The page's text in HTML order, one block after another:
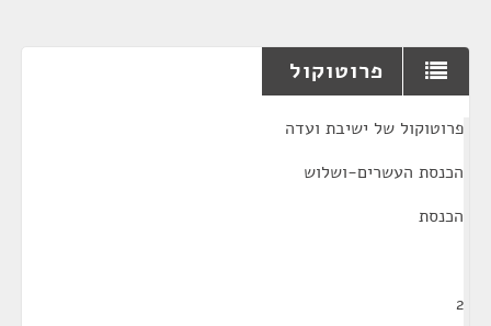
פרוטוקול
פרוטוקול של ישיבת ועדה
הכנסת העשרים-ושלוש
הכנסת
2